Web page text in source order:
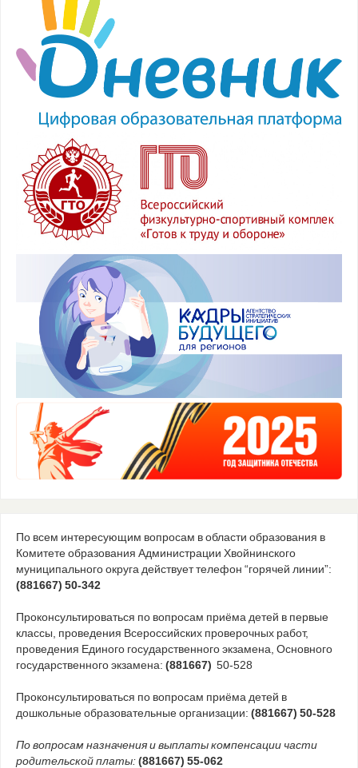
По всем интересующим вопросам в области образования в
Комитете образования Администрации Хвойнинского
муниципального округа действует телефон “горячей линии”:
(881667) 50-342
Проконсультироваться по вопросам приёма детей в первые
классы, проведения Всероссийских проверочных работ,
проведения Единого государственного экзамена, Основного
государственного экзамена: (881667) 50-528
Проконсультироваться по вопросам приёма детей в
дошкольные образовательные организации: (881667) 50-528
По вопросам назначения и выплаты компенсации части
родительской платы:(881667) 55-062